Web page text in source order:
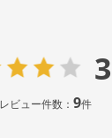
レビュー件数： 9件